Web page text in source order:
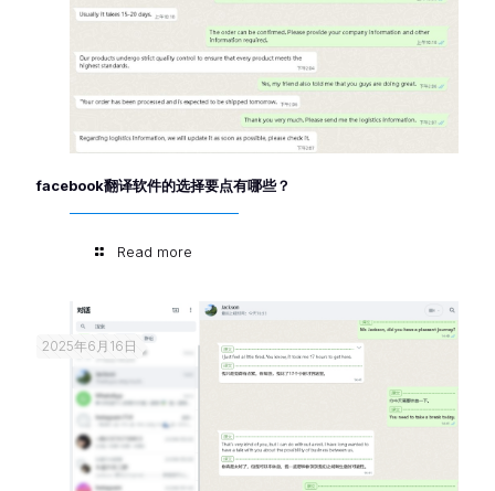
facebook翻译软件的选择要点有哪些？
Read more
2025年6月16日